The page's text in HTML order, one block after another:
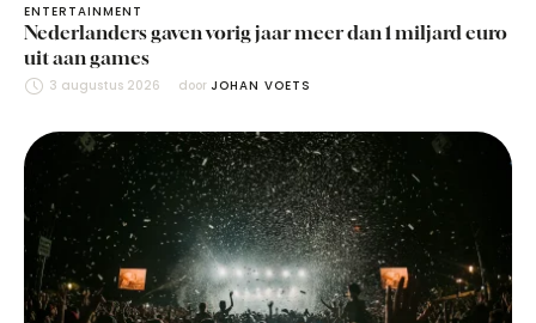
ENTERTAINMENT
Nederlanders gaven vorig jaar meer dan 1 miljard euro
uit aan games
3 augustus 2026 door JOHAN VOETS